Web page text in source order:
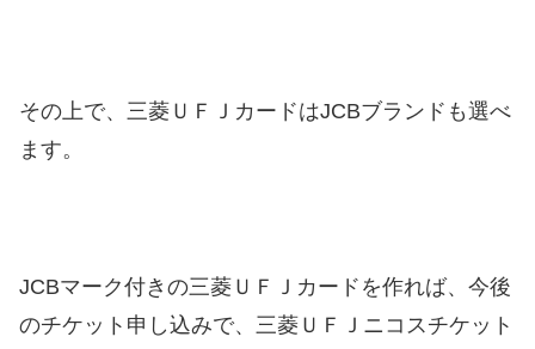
その上で、三菱ＵＦＪカードはJCBブランドも選べ
ます。
JCBマーク付きの三菱ＵＦＪカードを作れば、今後
のチケット申し込みで、三菱ＵＦＪニコスチケット